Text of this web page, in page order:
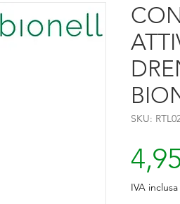
SKU:
IVA inclusa